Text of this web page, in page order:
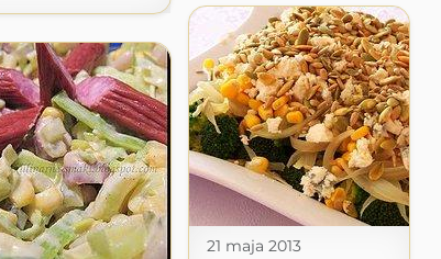
21 maja 2013